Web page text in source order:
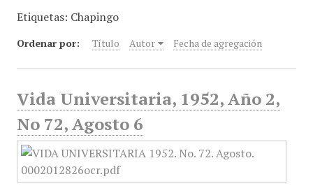
Etiquetas: Chapingo
Ordenar por: Título Autor Fecha de agregación
Vida Universitaria, 1952, Año 2,
No 72, Agosto 6